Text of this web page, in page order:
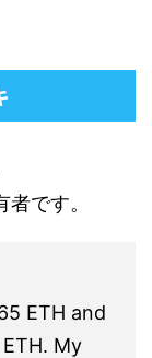
です。
ETH and
My